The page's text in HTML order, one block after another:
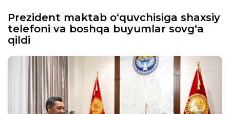
Prezident maktab o‘quvchisiga shaxsiy
telefoni va boshqa buyumlar sovg‘a
qildi